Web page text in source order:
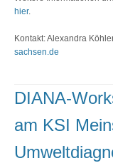
hier.
Kontakt: Alexandra
sachsen.de
DIANA-
am KSI